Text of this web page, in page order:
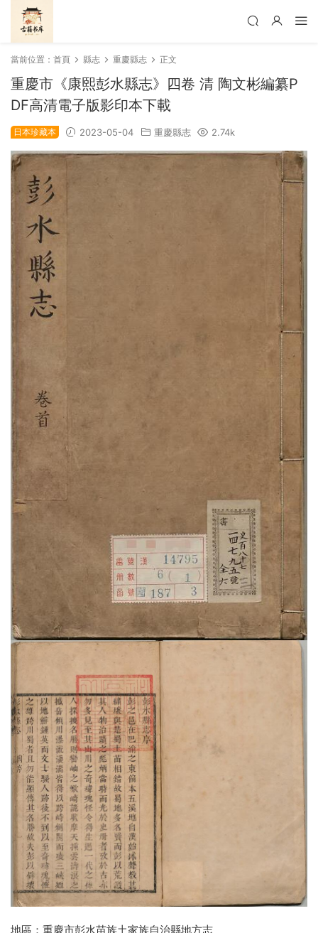
當前位置： 首頁 縣志 重慶縣志 正文
重慶市《康熙彭水縣志》四卷 清 陶文彬編纂P
DF高清電子版影印本下載
日本珍藏本 2023-05-04 重慶縣志 2.74k
地區：重慶市彭水苗族土家族自治縣地方志